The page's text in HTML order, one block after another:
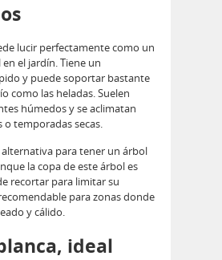
lucir perfectamente como un
el jardín. Tiene un
y puede soportar bastante
como las heladas. Suelen
húmedos y se aclimatan
o temporadas secas.
alternativa para tener un árbol
la copa de este árbol es
recortar para limitar su
para zonas donde
y cálido.
ideal